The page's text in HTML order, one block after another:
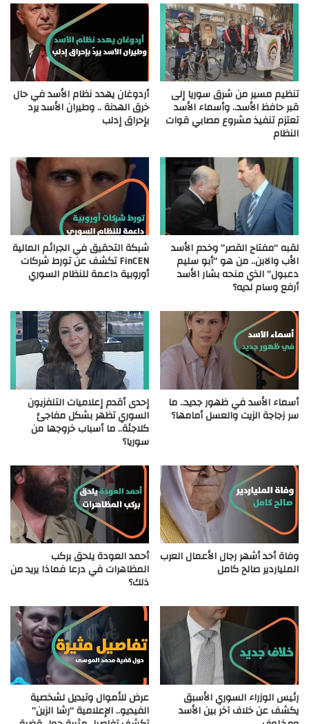
تنظيم مسير من شرق سوريا إلى
قبر حافظ الأسد.. وأسماء الأسد
تعتزم تنفيذ مشروع مصابي قوات
النظام
أردوغان يهدد نظام الأسد في حال
خرق الهدنة .. وطيران الأسد يرد
بإحراق إدلب
لقبه “مفتاح القصر” وخدم الأسد
الأب والابن.. من هو “أبو سليم
دعبول” الذي منحه بشار الأسد
أرفع وسام لديه؟
شبكة التحقيق في الجرائم المالية
FinCEN تكشف عن تورط شركات
أوروبية داعمة للنظام السوري
أسماء الأسد في ظهور جديد.. ما
سر زجاجة الزيت والعسل أمامها؟
إحدى أقدم إعلاميات التلفزيون
السوري تظهر بشكل مفاجئ
كلاجئة.. ما أسباب خروجها من
سوريا؟
وفاة أحد أشهر رجال الأعمال العرب
الملياردير صالح كامل
أحمد العودة يلحق بركب
المظاهرات في درعا فماذا يريد من
ذلك؟
رئيس الوزراء السوري الأسبق
يكشف عن خلاف آخر بين الأسد
عرض للأموال وتبديل لشخصية
الفيديو.. الإعلامية “رشا الزين”